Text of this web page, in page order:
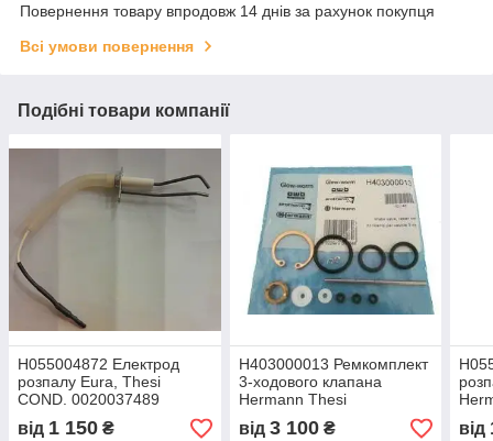
Повернення товару впродовж 14 днів за рахунок покупця
Всі умови повернення
Подібні товари компанії
H055004872 Електрод
розпалу Eura, Thesi
COND. 0020037489
Hermann
від 1 150 ₴
H403000013 Ремкомплект
3-ходового клапана
Hermann Thesi
від 3 100₴ від